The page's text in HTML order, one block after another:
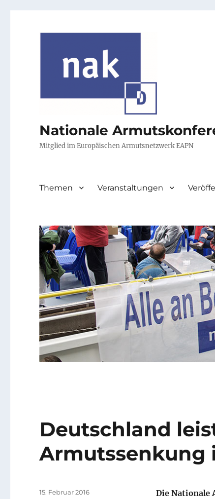
Nationale
Mitglied im Europäischen Armutsnetzwerk EAPN
Themen Veranstaltungen
Deutschland
Armutssenkung
Die Nationale
Veröffentlicht
15. Februar 2016